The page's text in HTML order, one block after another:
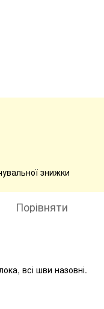
знижки
Порівняти
всі шви назовні.